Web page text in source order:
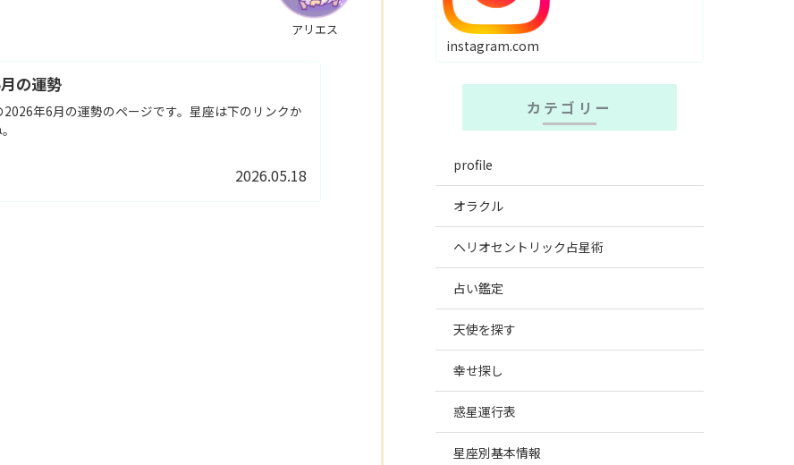
アリエス
の運勢
年6月の運勢のページです。星座は下のリンクか
2026.05.18
instagram.com
カテゴリー
profile
オラクル
ヘリオセントリック占星術
占い鑑定
天使を探す
幸せ探し
惑星運行表
星座別基本情報